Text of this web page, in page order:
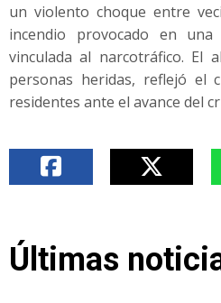
un violento choque entre
incendio provocado en una
vinculada al narcotráfico. El
personas heridas, reflejó el
residentes ante el avance del
Últimas